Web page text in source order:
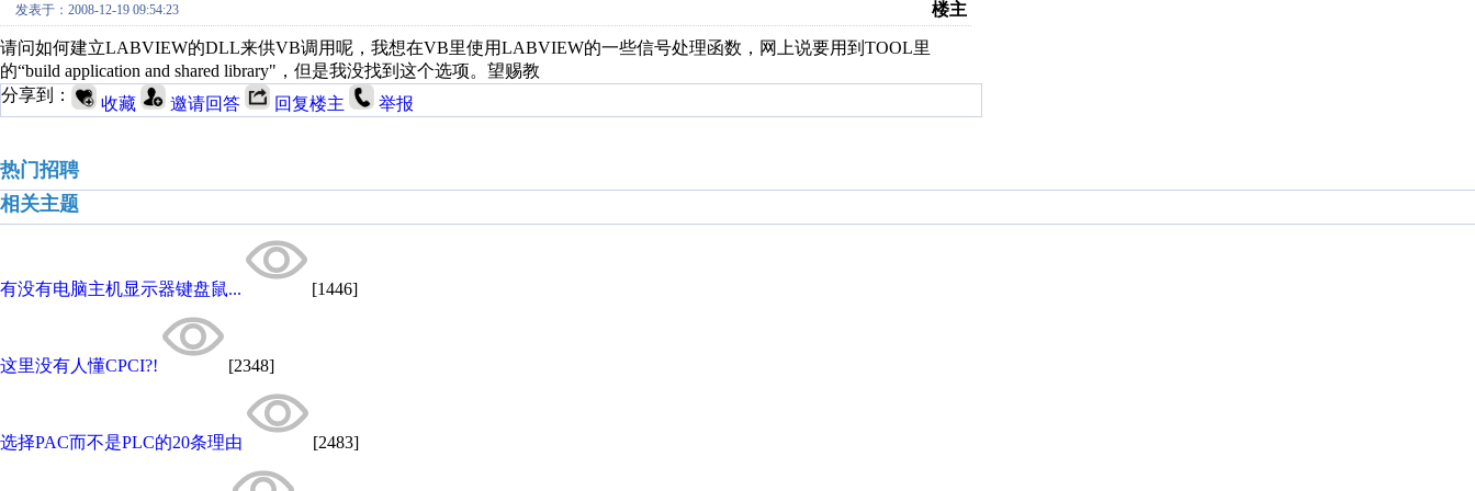
发表于：2008-12-19 09:54:23 楼主
请问如何建立LABVIEW的DLL来供VB调用呢，我想在VB里使用LABVIEW的一些信号处理函数，网上说要用到TOOL里
的“build application and shared library"，但是我没找到这个选项。望赐教
分享到：
收藏 邀请回答 回复楼主 举报
热门招聘
相关主题
有没有电脑主机显示器键盘鼠... [1446]
这里没有人懂CPCI?! [2348]
选择PAC而不是PLC的20条理由 [2483]